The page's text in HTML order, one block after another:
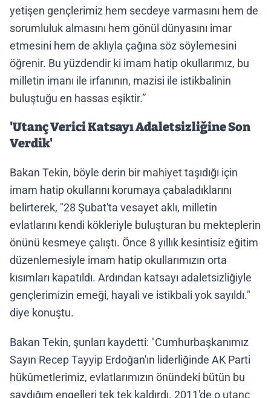
yetişen gençlerimiz hem secdeye varmasını hem de
sorumluluk almasını hem gönül dünyasını imar
etmesini hem de aklıyla çağına söz söylemesini
öğrenir. Bu yüzdendir ki imam hatip okullarımız, bu
milletin imanı ile irfanının, mazisi ile istikbalinin
buluştuğu en hassas eşiktir.”
'Utanç Verici Katsayı Adaletsizliğine Son
Verdik'
Bakan Tekin, böyle derin bir mahiyet taşıdığı için
imam hatip okullarını korumaya çabaladıklarını
belirterek, "28 Şubat'ta vesayet aklı, milletin
evlatlarını kendi kökleriyle buluşturan bu mekteplerin
önünü kesmeye çalıştı. Önce 8 yıllık kesintisiz eğitim
düzenlemesiyle imam hatip okullarımızın orta
kısımları kapatıldı. Ardından katsayı adaletsizliğiyle
gençlerimizin emeği, hayali ve istikbali yok sayıldı."
diye konuştu.
Bakan Tekin, şunları kaydetti: "Cumhurbaşkanımız
Sayın Recep Tayyip Erdoğan'ın liderliğinde AK Parti
hükûmetlerimiz, evlatlarımızın önündeki bütün bu
saydığım engelleri tek tek kaldırdı. 2011'de o utanç